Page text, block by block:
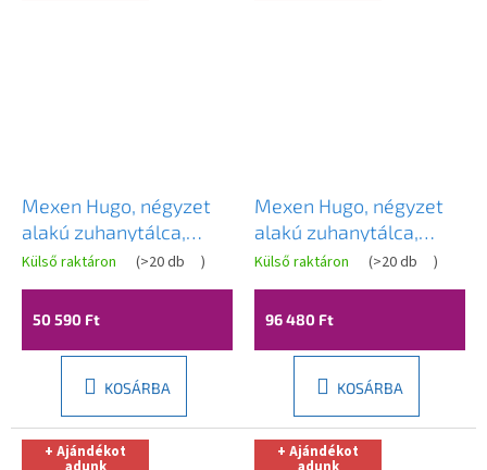
Mexen Hugo, négyzet
alakú zuhanytálca,
SMC, 70x70cm,
kőutánzat - fehér,
42157070
Külső raktáron (>20 db )
50 590 Ft
KOSÁRBA
Mexen Hugo, négyzet
alakú zuhanytálca,
SMC, 100x100cm,
kőutánzat-fehér,
42151010
Külső raktáron (>20 db )
96 480 Ft
KOSÁRBA
+ Ajándékot + Ajándékot